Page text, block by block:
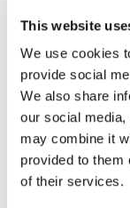
This website
We use cookies
provide social
We also share
our social
may combine it
provided to them
of their services.
Articoli
Articoli con
In quanto di
al trattamento
all’ informativa
relative ai prodotti